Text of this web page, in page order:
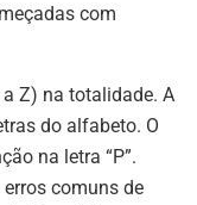
com
Z) na totalidade. A
do alfabeto. O
na letra “P”.
comuns de